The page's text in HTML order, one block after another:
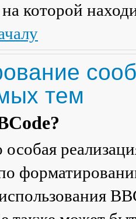
которой
тем